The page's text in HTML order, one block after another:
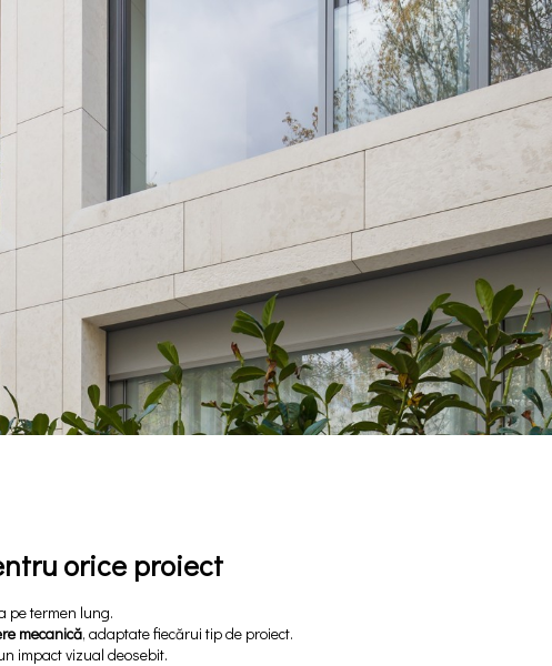
orice proiect
pe termen lung.
mecanică, adaptate fiecărui tip de proiect.
impact vizual deosebit.